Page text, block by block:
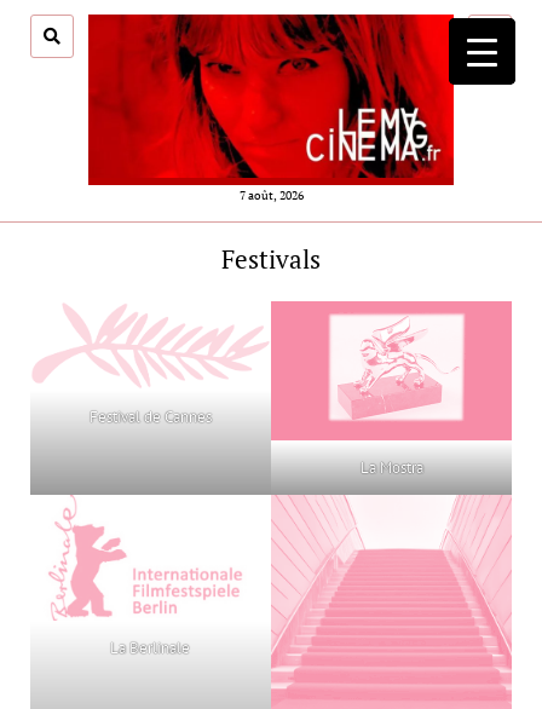
7 août, 2026
menu
Festivals
Festival de Cannes
La Mostra
La Berlinale